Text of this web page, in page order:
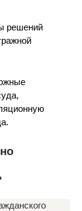
решений